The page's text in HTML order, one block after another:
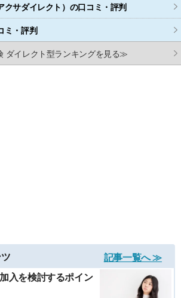
サダイレクト） の口コミ・評判
ミ・評判
ダイレクト型ランキングを見る≫
記事一覧へ ≫
入を検討するポイン